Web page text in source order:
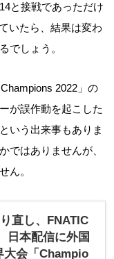
と接戦であっただけ
いたら、結果は変わ
でしょう。
2022」の
が誤作動を起こした
いう出来事もありま
ではありませんが、
ん。
直し、FNATIC
日本配信に外国
大会「Champio